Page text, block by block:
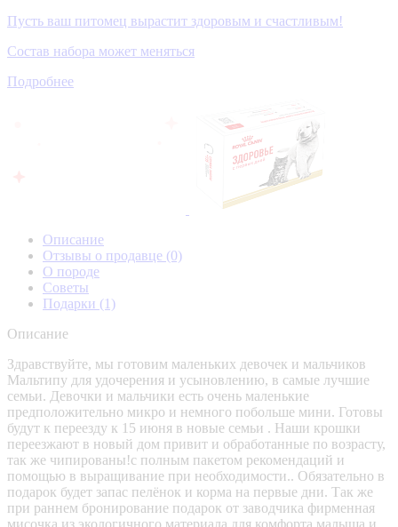
Пусть ваш питомец вырастит здоровым и счастливым!
Состав набора может меняться
Подробнее
Описание
Отзывы о продавце (0)
О породе
Советы
Подарки (1)
Описание
Здравствуйте, мы готовим маленьких девочек и мальчиков
Мальтипу для удочерения и усыновлению, в самые лучшие
семьи. Девочки и мальчики есть очень маленькие
предположительно микро и немного побольше мини. Готовы
будут к переезду к 15 июня в новые семьи . Наши крошки
переезжают в новый дом привит и обработанные по возрасту,
так же чипированы!с полным пакетом рекомендаций и
помощью в выращивание при необходимости.. Обязательно в
подарок будет запас пелёнок и корма на первые дни. Так же
при раннем бронирование подарок от заводчика фирменная
мисочка из экологичного материала для комфорта малыша и